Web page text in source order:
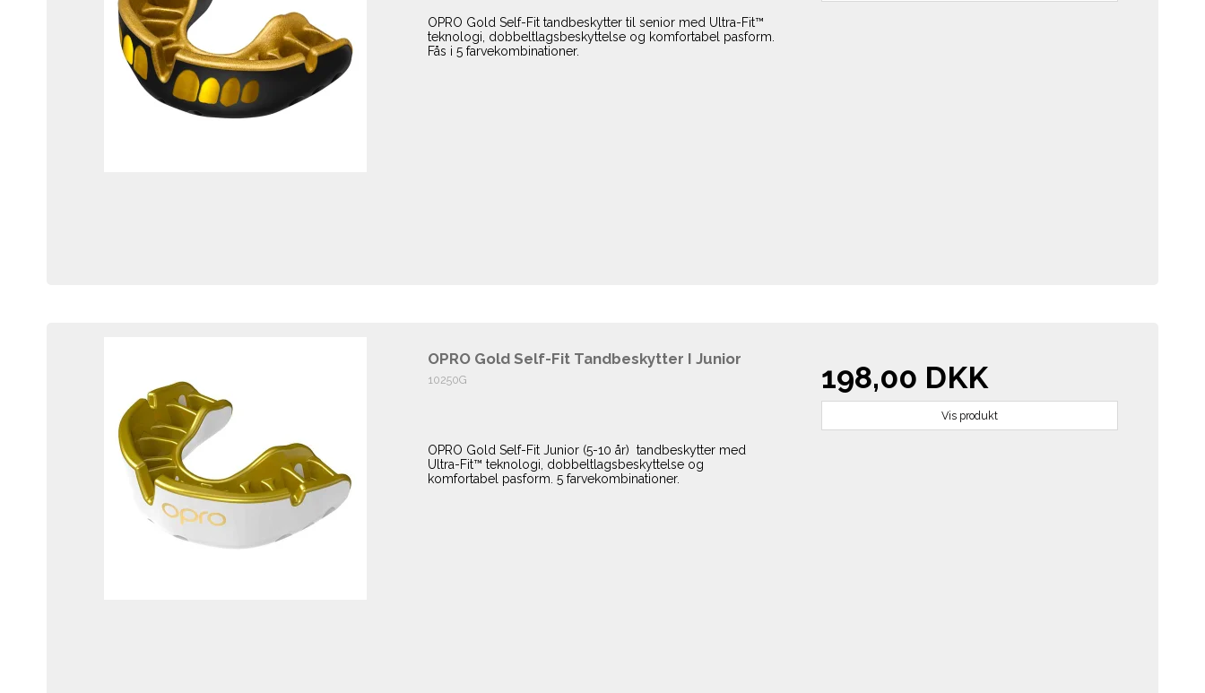
OPRO Gold Self-Fit tandbeskytter til senior med Ultra-Fit™
teknologi, dobbeltlagsbeskyttelse og komfortabel pasform.
Fås i 5 farvekombinationer.
OPRO Gold Self-Fit Tandbeskytter I Junior
10250G
OPRO Gold Self-Fit Junior (5-10 år) tandbeskytter med
Ultra-Fit™ teknologi, dobbeltlagsbeskyttelse og
komfortabel pasform. 5 farvekombinationer.
198,00 DKK
Vis produkt